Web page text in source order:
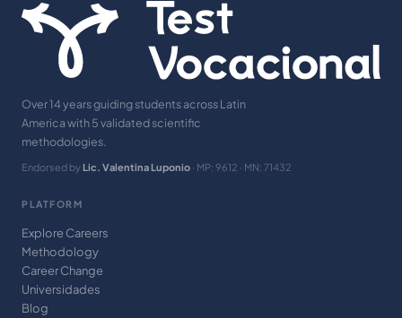
Over 14 years guiding students across Latin
America with 5 validated scientific
methodologies.
Endorsed by Lic. Valentina Luponio · MP: 9612 · MN: 71432
PLATFORM
Explore Careers
Methodology
Career Change
Universidades
Blog